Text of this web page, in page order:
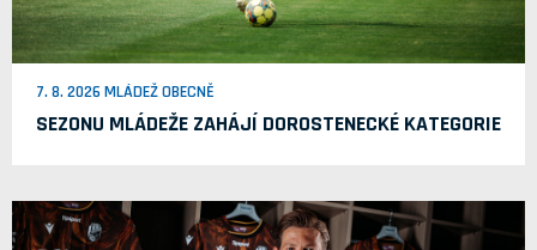
7. 8. 2026 MLÁDEŽ OBECNĚ
SEZONU MLÁDEŽE ZAHÁJÍ DOROSTENECKÉ KATEGORIE